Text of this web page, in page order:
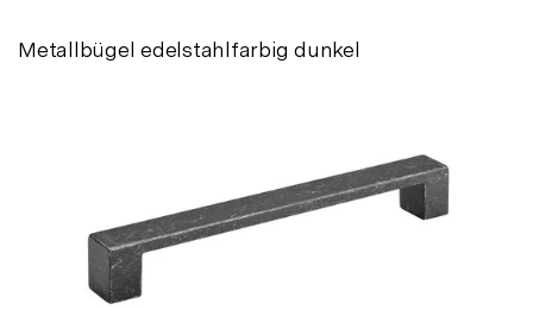
Metallbügel edelstahlfarbig dunkel